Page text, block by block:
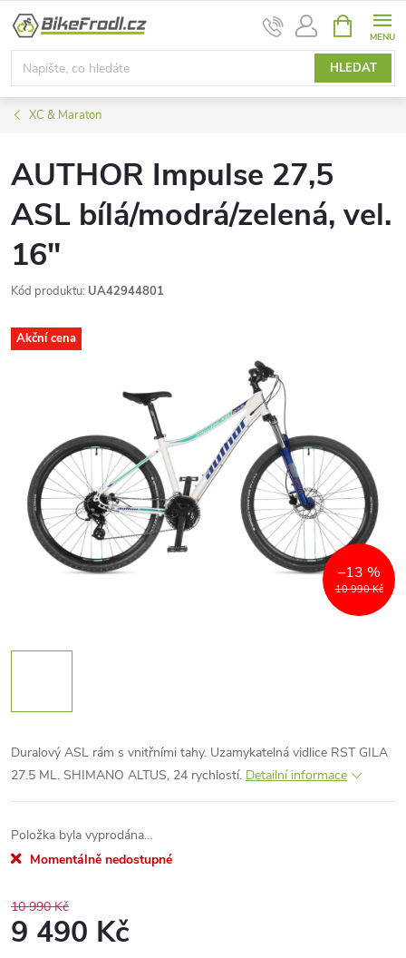
Přejít
obsah
HLEDAT
NÁKUPNÍ
KOŠÍK
XC & Maraton
AUTHOR Impulse 27,5
ASL bílá/modrá/zelená, vel.
16"
Kód produktu: UA42944801
Akční cena
10 990 Kč
–13 %
Duralový ASL rám s vnitřními tahy. Uzamykatelná vidlice RST GILA
27.5 ML. SHIMANO ALTUS, 24 rychlostí. Detailní informace
Položka byla vyprodána…
Momentálně nedostupné
10 990 Kč
9 490 Kč